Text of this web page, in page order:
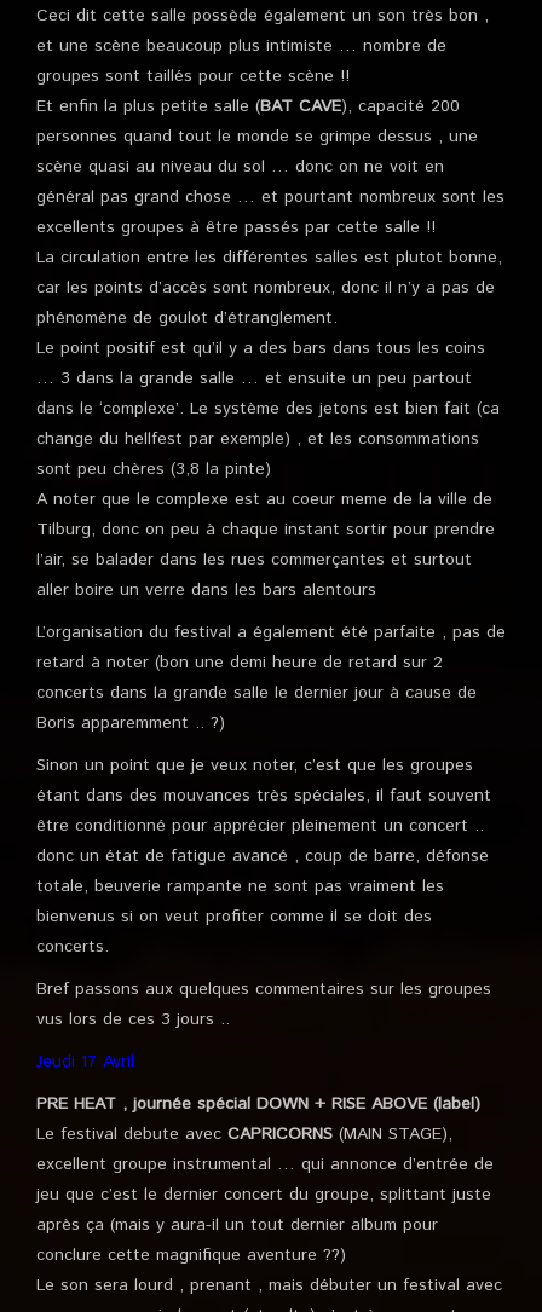
Ceci dit cette salle possède également un son très bon ,
et une scène beaucoup plus intimiste … nombre de
groupes sont taillés pour cette scène !!
Et enfin la plus petite salle (BAT CAVE), capacité 200
personnes quand tout le monde se grimpe dessus , une
scène quasi au niveau du sol … donc on ne voit en
général pas grand chose … et pourtant nombreux sont les
excellents groupes à être passés par cette salle !!
La circulation entre les différentes salles est plutot bonne,
car les points d’accès sont nombreux, donc il n’y a pas de
phénomène de goulot d’étranglement.
Le point positif est qu’il y a des bars dans tous les coins
… 3 dans la grande salle … et ensuite un peu partout
dans le ‘complexe’. Le système des jetons est bien fait (ca
change du hellfest par exemple) , et les consommations
sont peu chères (3,8 la pinte)
A noter que le complexe est au coeur meme de la ville de
Tilburg, donc on peu à chaque instant sortir pour prendre
l’air, se balader dans les rues commerçantes et surtout
aller boire un verre dans les bars alentours
L’organisation du festival a également été parfaite , pas de
retard à noter (bon une demi heure de retard sur 2
concerts dans la grande salle le dernier jour à cause de
Boris apparemment .. ?)
Sinon un point que je veux noter, c’est que les groupes
étant dans des mouvances très spéciales, il faut souvent
être conditionné pour apprécier pleinement un concert ..
donc un état de fatigue avancé , coup de barre, défonse
totale, beuverie rampante ne sont pas vraiment les
bienvenus si on veut profiter comme il se doit des
concerts.
Bref passons aux quelques commentaires sur les groupes
vus lors de ces 3 jours ..
Jeudi 17 Avril
PRE HEAT , journée spécial DOWN + RISE ABOVE (label)
Le festival debute avec CAPRICORNS (MAIN STAGE),
excellent groupe instrumental … qui annonce d’entrée de
jeu que c’est le dernier concert du groupe, splittant juste
après ça (mais y aura-il un tout dernier album pour
conclure cette magnifique aventure ??)
Le son sera lourd , prenant , mais débuter un festival avec